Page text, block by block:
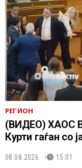
РЕГИОН
(ВИДЕО) ХАОС
Курти гаѓан со
08.08.2026. 15:01